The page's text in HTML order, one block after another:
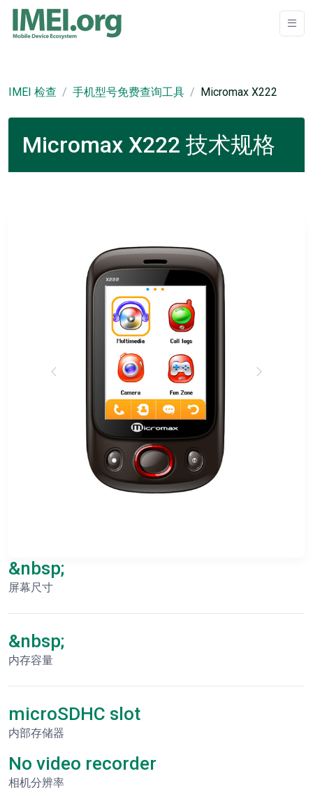
IMEI 检查 手机型号免费查询工具 Micromax X222
Micromax X222 技术规格
&nbsp;
屏幕尺寸
&nbsp;
内存容量
microSDHC slot
内部存储器
No video recorder
相机分辨率